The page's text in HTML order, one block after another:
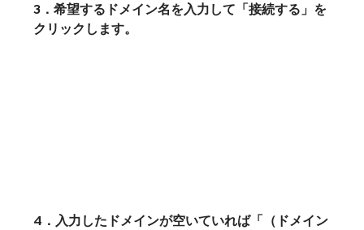
3．希望するドメイン名を入力して「接続する」を
クリックします。
4．入力したドメインが空いていれば「（ドメイン